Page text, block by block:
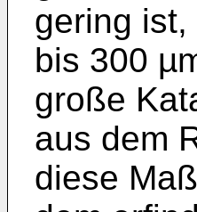
gering
bis 300
große
aus dem
diese